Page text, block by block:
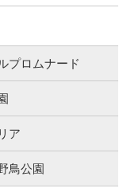
プロムナード
ア
鳥公園